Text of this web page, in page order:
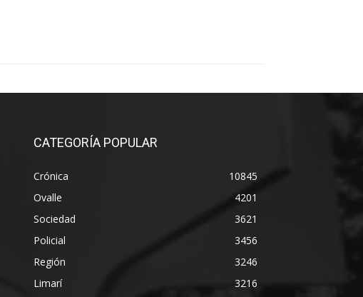
CATEGORÍA POPULAR
Crónica
10845
Ovalle
4201
Sociedad
3621
Policial
3456
Región
3246
Limarí
3216